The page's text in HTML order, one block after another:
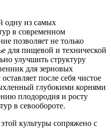
одну из самых
в современном
позволяет не только
для пищевой и технической
улучшить структуру
для зерновых
после себя чистое
глубокими корнями
плодородия и росту
в севообороте.
культуры сопряжено с